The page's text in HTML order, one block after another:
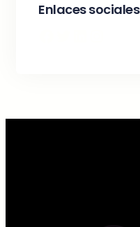
Enlaces sociales